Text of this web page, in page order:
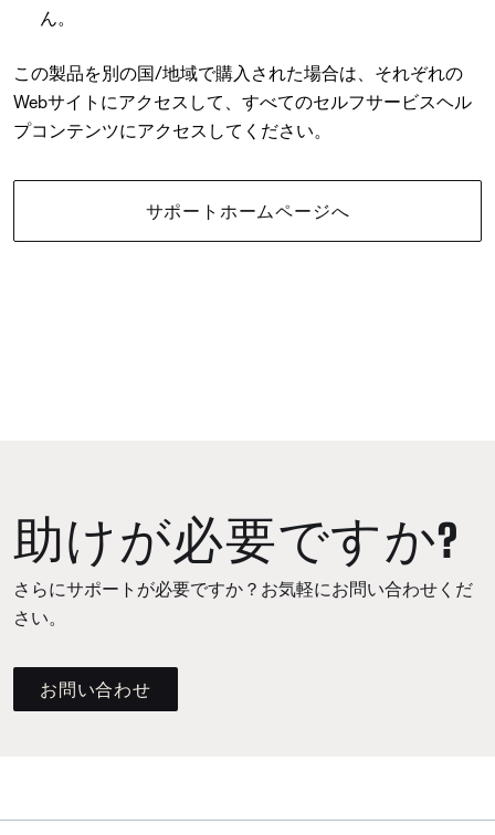
ん。
この製品を別の国/地域で購入された場合は、それぞれの
Webサイトにアクセスして、すべてのセルフサービスヘル
プコンテンツにアクセスしてください。
サポートホームページへ
助けが必要ですか?
さらにサポートが必要ですか？お気軽にお問い合わせくだ
さい。
お問い合わせ